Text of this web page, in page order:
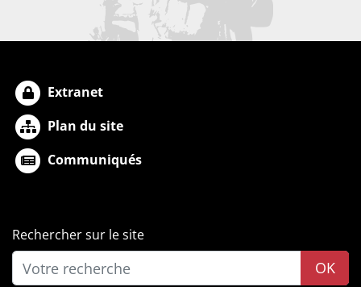
Extranet
Plan du site
Communiqués
Rechercher sur le site
OK